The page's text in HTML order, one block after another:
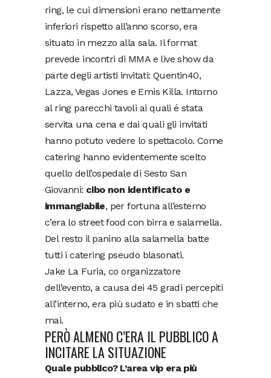
ring, le cui dimensioni erano nettamente
inferiori rispetto all’anno scorso, era
situato in mezzo alla sala. Il format
prevede incontri di MMA e live show da
parte degli artisti invitati: Quentin40,
Lazza, Vegas Jones e Emis Killa. Intorno
al ring parecchi tavoli ai quali é stata
servita una cena e dai quali gli invitati
hanno potuto vedere lo spettacolo. Come
catering hanno evidentemente scelto
quello dell’ospedale di Sesto San
Giovanni: cibo non identificato e
immangiabile, per fortuna all’esterno
c’era lo street food con birra e salamella.
Del resto il panino alla salamella batte
tutti i catering pseudo blasonati.
Jake La Furia, co organizzatore
dell’evento, a causa dei 45 gradi percepiti
all’interno, era più sudato e in sbatti che
mai.
PERÒ ALMENO C’ERA IL PUBBLICO A
INCITARE LA SITUAZIONE
Quale pubblico? L’area vip era più